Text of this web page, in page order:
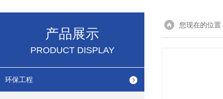
产品展示
PRODUCT DISPLAY
环保工程
您现在的位置